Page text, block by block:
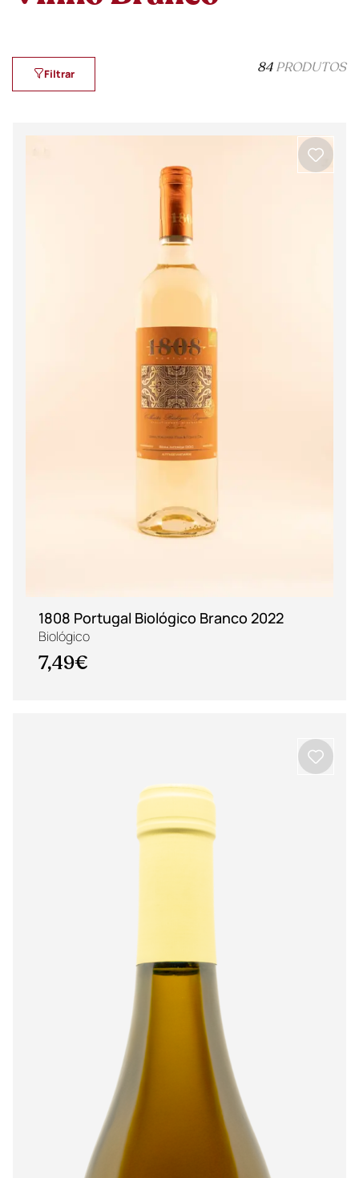
Beira Interior
Ver todos os produtos
Filtrar 84PRODUTOS
1808 Portugal Biológico Branco 2022
Biológico
7,49€